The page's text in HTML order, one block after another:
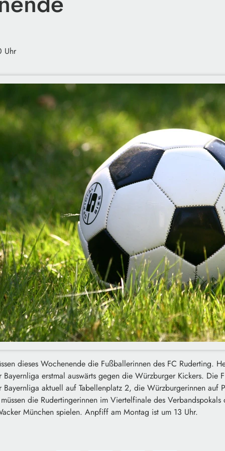
Uhr
dieses Wochenende die Fußballerinnen des FC Ruderting.
Bayernliga erstmal auswärts gegen die Würzburger Kickers. Die
Bayernliga aktuell auf Tabellenplatz 2, die Würzburgerinnen auf
die Rudertingerinnen im Viertelfinale des Verbandspokals
München spielen. Anpfiff am Montag ist um 13 Uhr.